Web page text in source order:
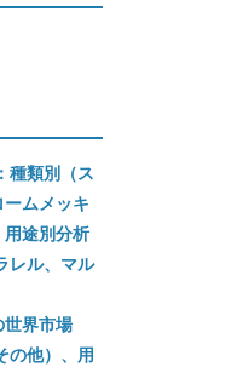
種類別（ス
ムメッキ
途別分析
レル、マル
界市場
の他）、用